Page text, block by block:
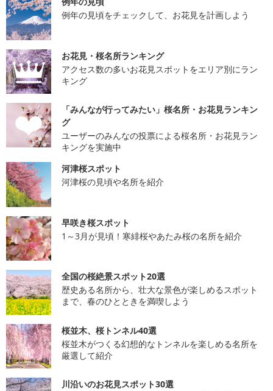
例年の見頃をチェックして、お花見を計画しよう
お花見・桜名所ランキング
アクセス数の多いお花見スポットをエリア別にラン
キング
「みんなが行ってみたい」桜名所・お花見ランキン
グ
ユーザーのみんなの投票による桜名所・お花見ラン
キングを実施中
河津桜スポット
河津桜の見頃や名所を紹介
早咲き桜スポット
1～3月が見頃！寒緋桜やあたみ桜の名所を紹介
全国の桜絶景スポット20選
歴史ある名所から、壮大な景色が楽しめるスポット
まで、春のひとときを満喫しよう
桜並木、桜トンネル40選
桜並木がつくる幻想的なトンネルを楽しめる名所を
厳選して紹介
川沿いのお花見スポット30選